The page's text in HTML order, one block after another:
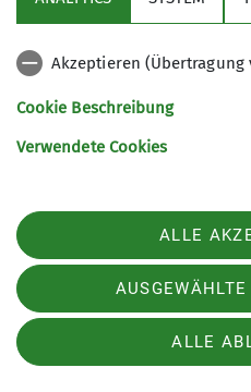
Wichtige Lebensräume
selbst in
Nationalparks mitunter
werden, eine schleichend
Alpenkonvention oder
wird absehbar immer
Und was können
es, die
beachten und
oder gar auszugraben.
Akzeptieren
Cookie Beschreibung
Verwendete Cookies
ALLE
ALLE